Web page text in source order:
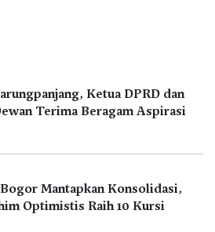
Ketua DPRD dan
Terima Beragam Aspirasi
Mantapkan Konsolidasi,
Optimistis Raih 10 Kursi